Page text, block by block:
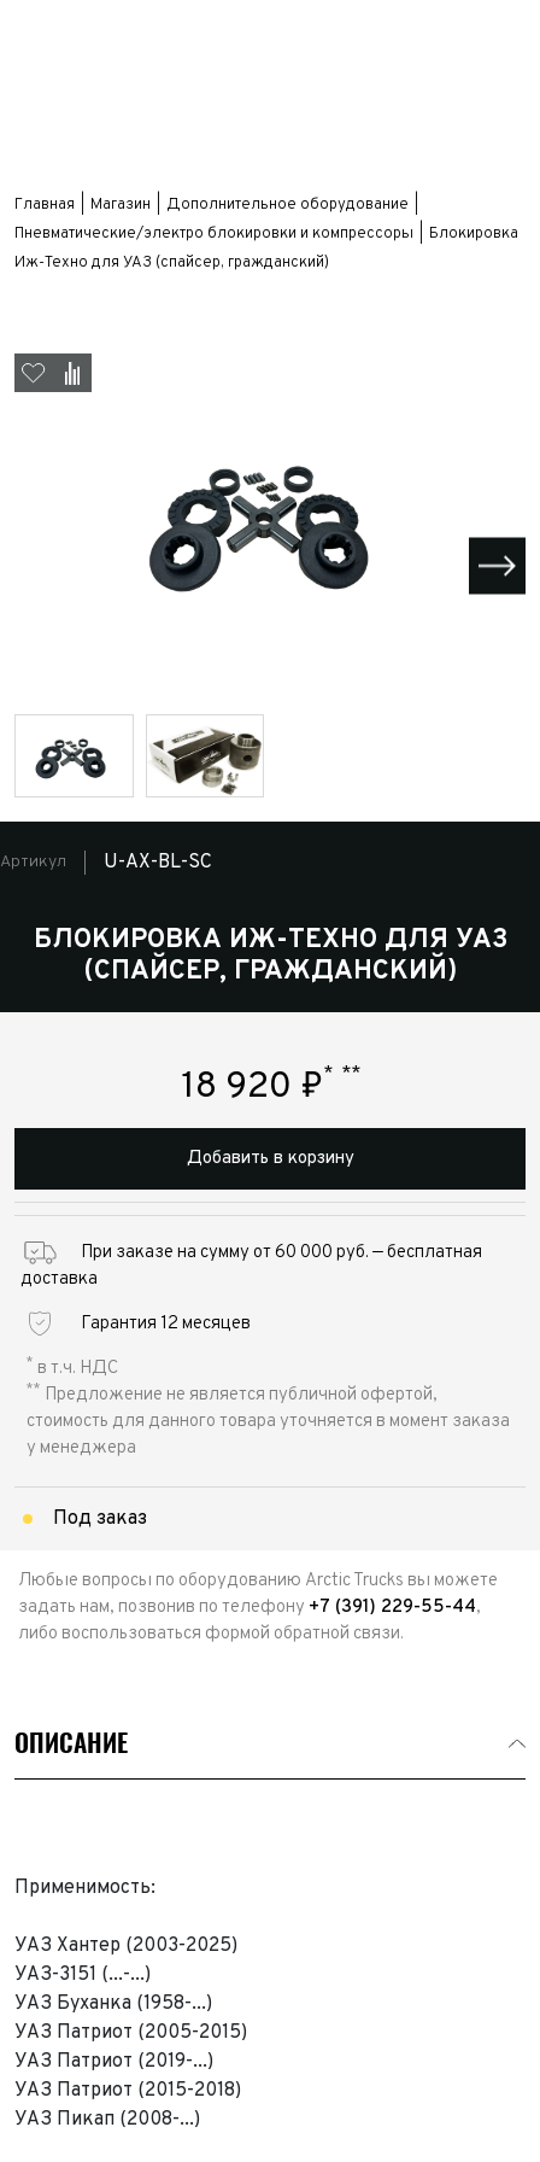
Главная Магазин
Дополнительное оборудование
Пневматические/электро блокировки и компрессоры
Блокировка
Иж-Техно для УАЗ (спайсер, гражданский)
Артикул U-AX-BL-SC
БЛОКИРОВКА ИЖ-ТЕХНО ДЛЯ УАЗ
(СПАЙСЕР, ГРАЖДАНСКИЙ)
18 920 ₽* **
Добавить в корзину
При заказе на сумму от 60 000 руб. — бесплатная
доставка
Гарантия 12 месяцев
* в т.ч. НДС
** Предложение не является публичной офертой,
стоимость для данного товара уточняется в момент заказа
у менеджера
Под заказ
Любые вопросы по оборудованию Arctic Trucks вы можете
задать нам, позвонив по телефону +7 (391) 229-55-44,
либо воспользоваться формой обратной связи.
ОПИСАНИЕ
Применимость:
УАЗ Хантер (2003-2025)
УАЗ-3151 (...-...)
УАЗ Буханка (1958-...)
УАЗ Патриот (2005-2015)
УАЗ Патриот (2019-...)
УАЗ Патриот (2015-2018)
УАЗ Пикап (2008-...)Выкуп авто